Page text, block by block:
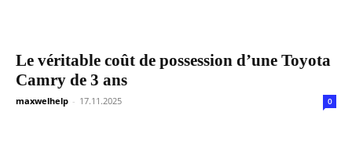
Le véritable coût de possession d’une Toyota
Camry de 3 ans
maxwelhelp - 17.11.2025 0